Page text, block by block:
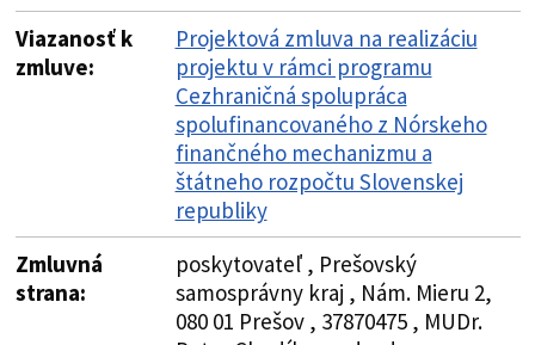
Viazanosť k
zmluve:
Projektová zmluva na realizáciu
projektu v rámci programu
Cezhraničná spolupráca
spolufinancovaného z Nórskeho
finančného mechanizmu a
štátneho rozpočtu Slovenskej
republiky
Zmluvná
strana:
poskytovateľ , Prešovský
samosprávny kraj , Nám. Mieru 2,
080 01 Prešov , 37870475 , MUDr.